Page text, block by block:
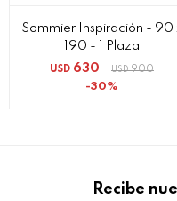
Sommier Inspiración - 90
190 - 1 Plaza
USD 630 USD 900
30
Recibe